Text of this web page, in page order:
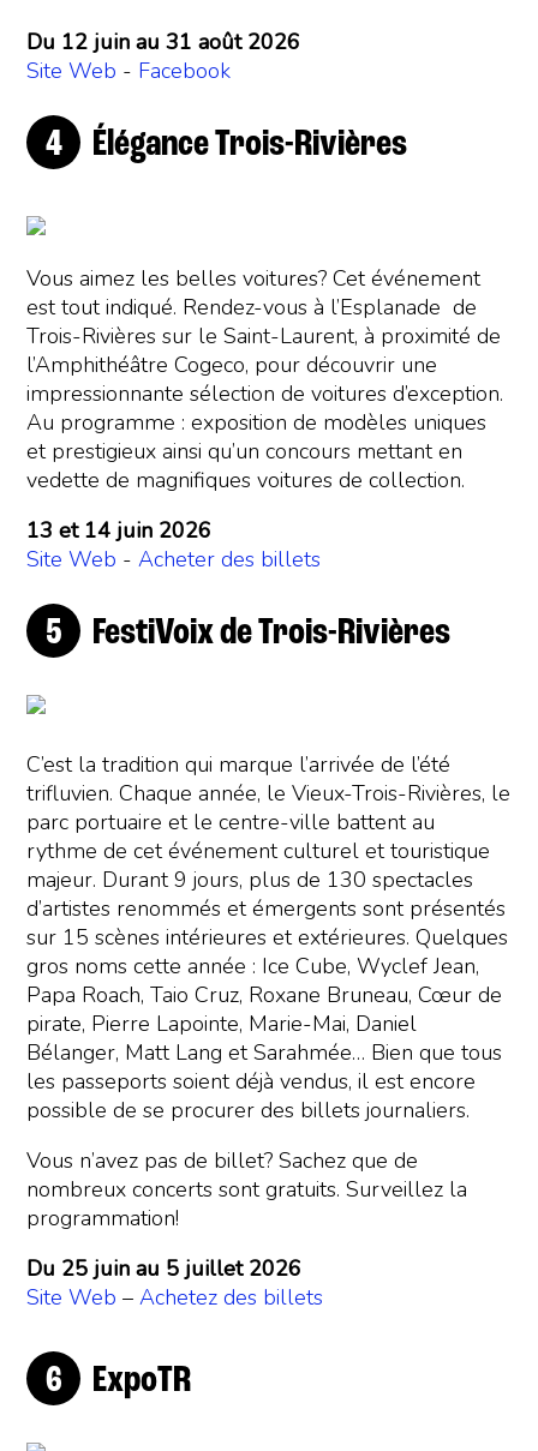
Du 12 juin au 31 août 2026
Site Web - Facebook
Élégance Trois-Rivières
Vous aimez les belles voitures? Cet événement
est tout indiqué. Rendez-vous à l’Esplanade de
Trois-Rivières sur le Saint-Laurent, à proximité de
l’Amphithéâtre Cogeco, pour découvrir une
impressionnante sélection de voitures d’exception.
Au programme : exposition de modèles uniques
et prestigieux ainsi qu’un concours mettant en
vedette de magnifiques voitures de collection.
13 et 14 juin 2026
Site Web -Acheter des billets
FestiVoix de Trois-Rivières
C’est la tradition qui marque l’arrivée de l’été
trifluvien. Chaque année, le Vieux-Trois-Rivières, le
parc portuaire et le centre-ville battent au
rythme de cet événement culturel et touristique
majeur. Durant 9 jours, plus de 130 spectacles
d’artistes renommés et émergents sont présentés
sur 15 scènes intérieures et extérieures. Quelques
gros noms cette année : Ice Cube, Wyclef Jean,
Papa Roach, Taio Cruz, Roxane Bruneau, Cœur de
pirate, Pierre Lapointe, Marie-Mai, Daniel
Bélanger, Matt Lang et Sarahmée… Bien que tous
les passeports soient déjà vendus, il est encore
possible de se procurer des billets journaliers.
Vous n’avez pas de billet? Sachez que de
nombreux concerts sont gratuits. Surveillez la
programmation!
Du 25 juin au 5 juillet 2026
Site Web –Achetez des billets
ExpoTR